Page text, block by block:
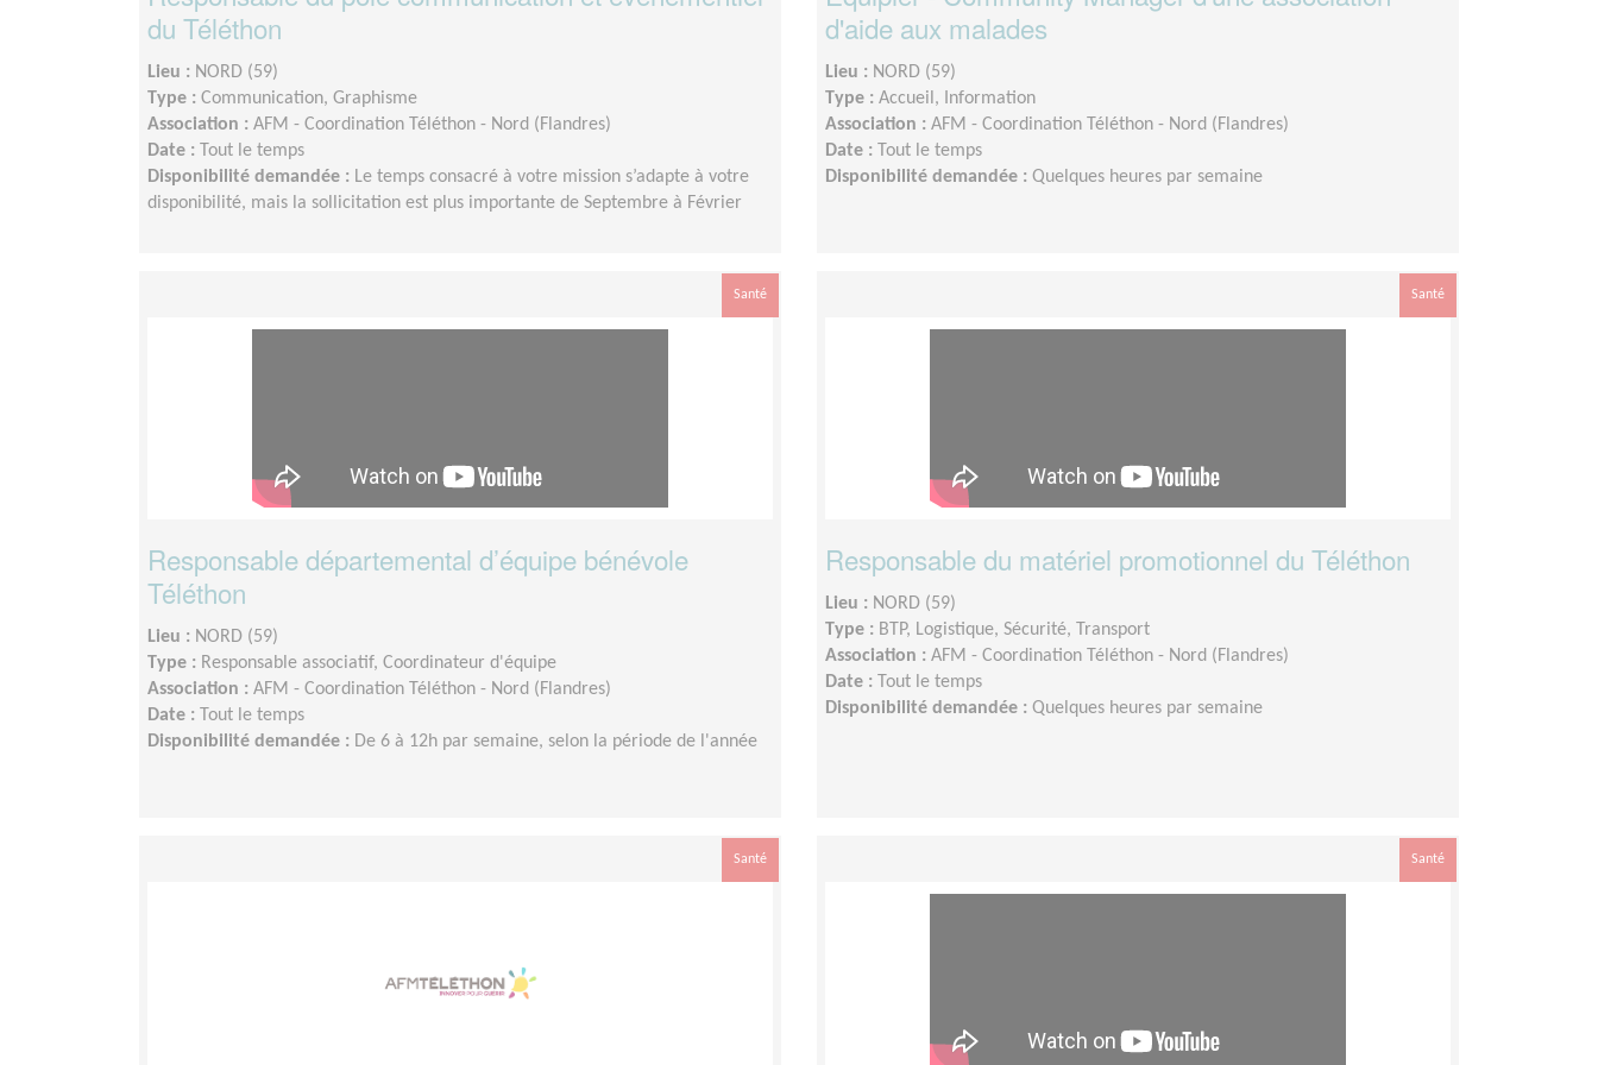
du Téléthon
Lieu : NORD (59)
Type : Communication, Graphisme
Association : AFM - Coordination Téléthon - Nord (Flandres)
Date :
Tout le temps
Disponibilité demandée : Le temps consacré à votre mission s’adapte à votre
disponibilité, mais la sollicitation est plus importante de Septembre à Février
d'aide aux malades
Lieu : NORD (59)
Type : Accueil, Information
Association : AFM - Coordination Téléthon - Nord (Flandres)
Date :
Tout le temps
Disponibilité demandée : Quelques heures par semaine
Santé
Responsable départemental d’équipe bénévole
Téléthon
Lieu : NORD (59)
Type : Responsable associatif, Coordinateur d'équipe
Association : AFM - Coordination Téléthon - Nord (Flandres)
Date :
Tout le temps
Disponibilité demandée : De 6 à 12h par semaine, selon la période de l'année
Santé
Responsable du matériel promotionnel du Téléthon
Lieu : NORD (59)
Type : BTP, Logistique, Sécurité, Transport
Association : AFM - Coordination Téléthon - Nord (Flandres)
Date :
Tout le temps
Disponibilité demandée : Quelques heures par semaine
Santé Santé